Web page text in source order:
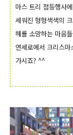
마스 트리 점등행사
세워진 형형색색의
해를 소망하는 마음
연세로에서 크리스
가시죠? ^^